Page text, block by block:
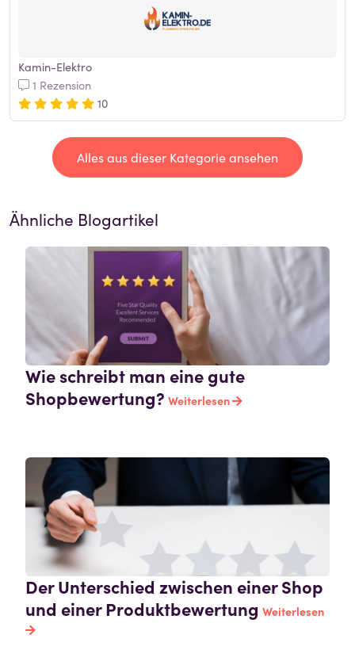
Kamin-Elektro
1 Rezension
10
Alles aus dieser Kategorie ansehen
Ähnliche Blogartikel
Wie schreibt man eine gute
Shopbewertung? Weiterlesen
Der Unterschied zwischen einer Shop
und einer Produktbewertung Weiterlesen